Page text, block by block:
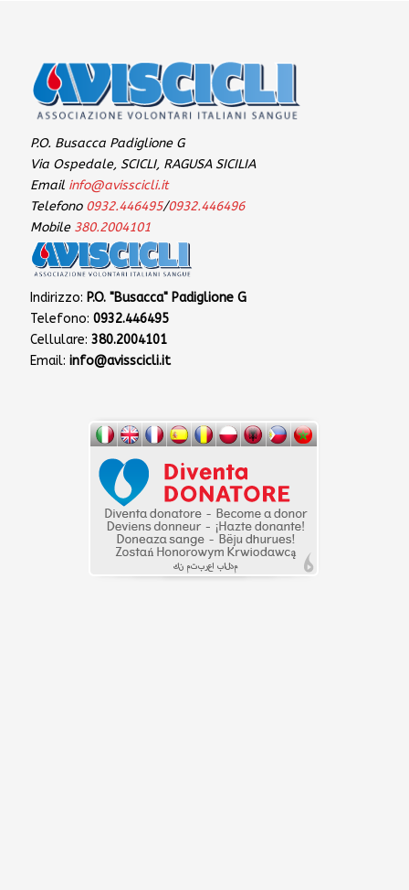
P.O. Busacca Padiglione G
Via Ospedale, SCICLI, RAGUSA SICILIA
Email info@avisscicli.it
Telefono 0932.446495/0932.446496
Mobile 380.2004101
Indirizzo: P.O. "Busacca" Padiglione G
Telefono: 0932.446495
Cellulare: 380.2004101
Email: info@avisscicli.it